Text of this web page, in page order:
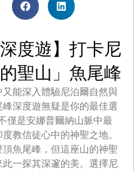
度遊】打卡尼
聖山」魚尾峰
能深入體驗尼泊爾自然與
深度遊無疑是你的最佳選
僅是安娜普爾納山脈中最
教信徒心中的神聖之地。
魚尾峰，但這座山的神聖
一探其深邃的美。選擇尼